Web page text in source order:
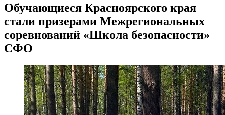
Обучающиеся Красноярского края
стали призерами Межрегиональных
соревнований «Школа безопасности»
СФО